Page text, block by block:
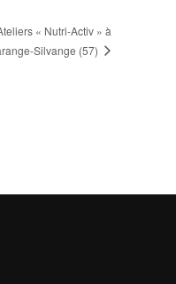
« Nutri-Activ » à
Silvange (57)